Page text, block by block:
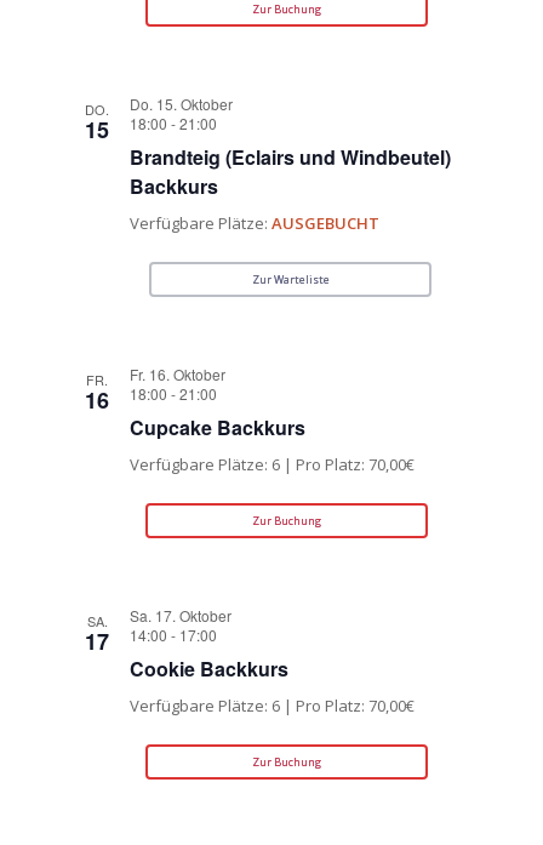
Zur Buchung
DO.
15
Do. 15. Oktober
18:00 -21:00
Brandteig (Eclairs und Windbeutel)
Backkurs
Verfügbare Plätze:AUSGEBUCHT
Zur Warteliste
FR.
16
Fr. 16. Oktober
18:00 -21:00
Cupcake Backkurs
Verfügbare Plätze: 6 | Pro Platz: 70,00€
Zur Buchung
SA.
17
Sa. 17. Oktober
14:00 - 17:00
Cookie Backkurs
Verfügbare Plätze: 6 | Pro Platz: 70,00€
Zur Buchung